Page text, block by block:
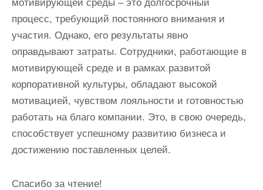
мотивирующей среды – это долгосрочный
процесс, требующий постоянного внимания и
участия. Однако, его результаты явно
оправдывают затраты. Сотрудники, работающие в
мотивирующей среде и в рамках развитой
корпоративной культуры, обладают высокой
мотивацией, чувством лояльности и готовностью
работать на благо компании. Это, в свою очередь,
способствует успешному развитию бизнеса и
достижению поставленных целей.
Спасибо за чтение!